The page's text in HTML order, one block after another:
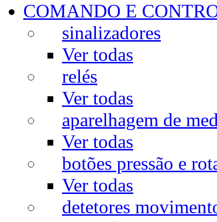
COMANDO E
sinalizadores
Ver todas
relés
Ver todas
aparelhagem de
Ver todas
botões pressão e
Ver todas
detetores